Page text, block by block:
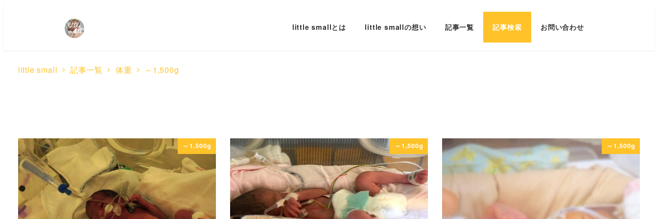
little smallとは little smallの想い 記事一覧 記事検索 お問い合わせ
little small 記事一覧 体重 ～1,500g
～1,500g ～1,500g ～1,500g